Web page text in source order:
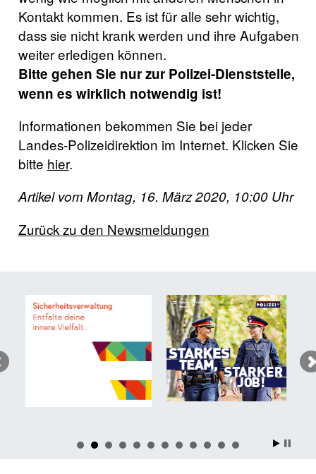
Kontakt kommen. Es ist für alle sehr wichtig,
dass sie nicht krank werden und ihre Aufgaben
weiter erledigen können.
Bitte gehen Sie nur zur Polizei-Dienststelle,
wenn es wirklich notwendig ist!
Informationen bekommen Sie bei jeder
Landes-Polizeidirektion im Internet. Klicken Sie
bitte hier.
Artikel vom Montag, 16. März 2020, 10:00 Uhr
Zurück zu den Newsmeldungen